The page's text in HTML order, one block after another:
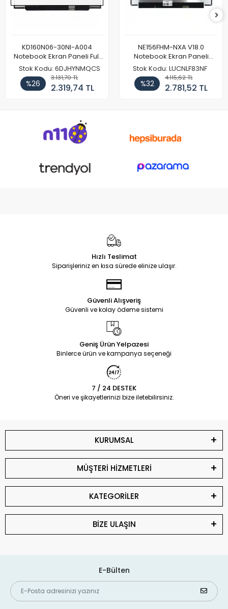
KD160N06-30NI-A004
Notebook Ekran Paneli Full
HD
Stok Kodu: 6DJHYNMQCS
%26
3.131,70 TL
2.319,74 TL
NE156FHM-NXA V18.0
Notebook Ekran Paneli
144Hz
Stok Kodu: LUCNLF83NF
%32
4.115,62 TL
2.781,52 TL
Hızlı Teslimat
Siparişleriniz en kısa sürede elinize ulaşır.
Güvenli Alışveriş
Güvenli ve kolay ödeme sistemi
Geniş Ürün Yelpazesi
Binlerce ürün ve kampanya seçeneği
7 / 24 DESTEK
Öneri ve şikayetlerinizi bize iletebilirsiniz.
KURUMSAL
MÜŞTERİ HİZMETLERİ
KATEGORİLER
BİZE ULAŞIN
E-Bülten